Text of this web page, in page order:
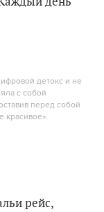
детокс и не
с собой
перед собой
красивое».
рейс,